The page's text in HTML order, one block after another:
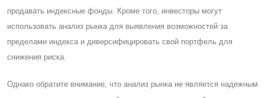
продавать индексные фонды. Кроме того, инвесторы могут
использовать анализ рынка для выявления возможностей за
пределами индекса и диверсифицировать свой портфель для
снижения риска.
Однако обратите внимание, что анализ рынка не является надежным